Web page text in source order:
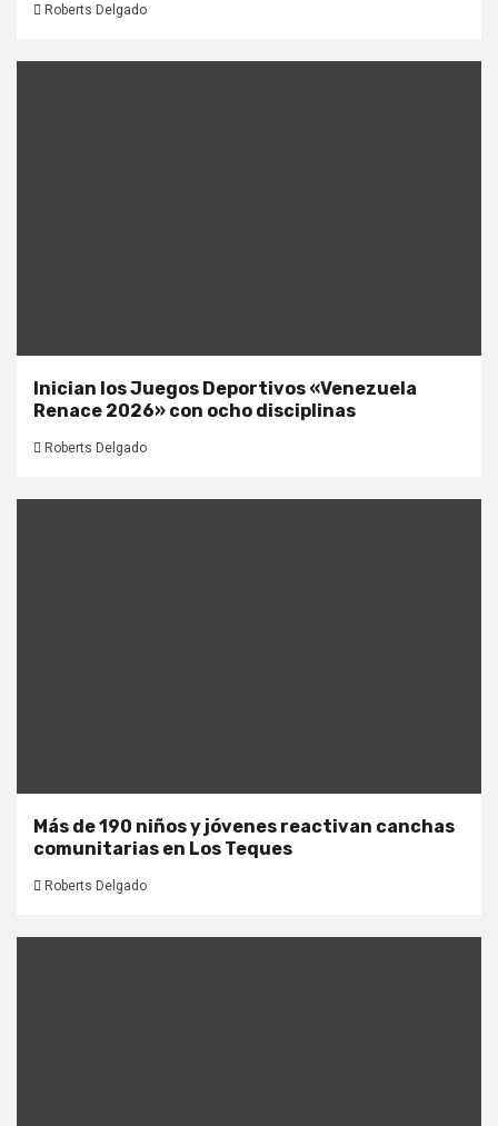
Roberts Delgado
Inician los Juegos Deportivos «Venezuela
Renace 2026» con ocho disciplinas
Roberts Delgado
Más de 190 niños y jóvenes reactivan canchas
comunitarias en Los Teques
Roberts Delgado